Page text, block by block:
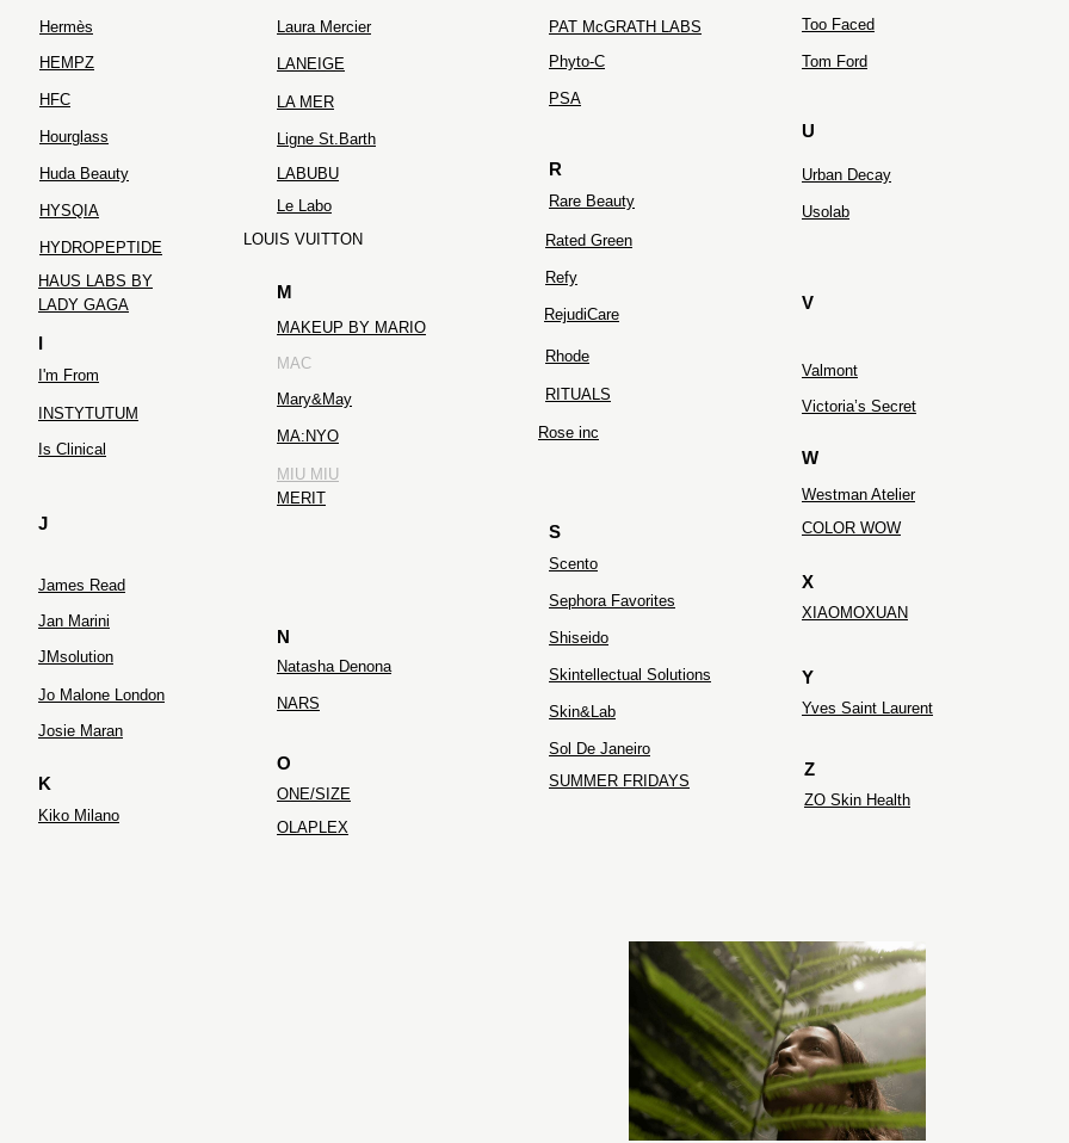
Ligne St.Barth
LABUBU
Urban Decay
Too Faced
Le Labo Usolab
Jan Marini
HYSQIA
Yves Saint Laurent
MA:NYO
NARS
ONE/SIZE
OLAPLEX
Sol De Janeiro
SUMMER FRIDAYS
Tom Ford
Shiseido
Rose inc
Kiko Milano
Rare Beauty
JMsolution
Phyto-C
INSTYTUTUM
Mary&May
Huda Beauty
PSA
Rated Green
Skintellectual Solutions
Hourglass
Laura Mercier
RejudiCare
James Read
Is Clinical
XIAOMOXUAN
Westman Atelier
COLOR WOW
Valmont
LANEIGE
HYDROPEPTIDE
HAUS LABS BY
LADY GAGA
Hermès
MERIT
HFC
I'm From
Natasha Denona
Refy
Rhode
Scento
Sephora Favorites
Skin&Lab
Jo Malone London
Josie Maran
ZO Skin Health
RITUALS
I
O
J
K
M
N
S
R
U
V
X
Y
Z
W
HEMPZ
Victoria’s Secret
MAKEUP BY MARIO
LA MER
MAC
MIU MIU
PAT McGRATH LABS
LOUIS VUITTON